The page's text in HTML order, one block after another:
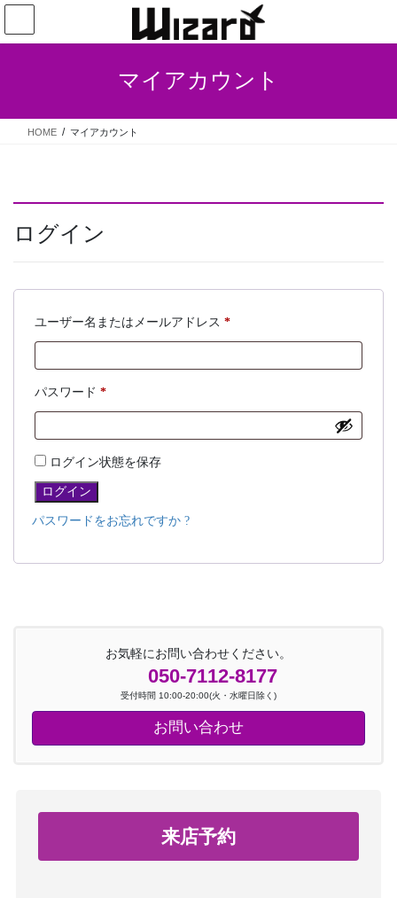
コ
テ
ス
ナ
ゲ
ン
マイアカウント
HOME マイアカウント
ログイン
ユーザー名またはメールアドレス *必
須
パスワード *必
須
ログイン状態を保存
ログイン
パスワードをお忘れですか ?
お気軽にお問い合わせください。
050-7112-8177
受付時間 10:00-20:00(火・水曜日除く)
お問い合わせ
来店予約